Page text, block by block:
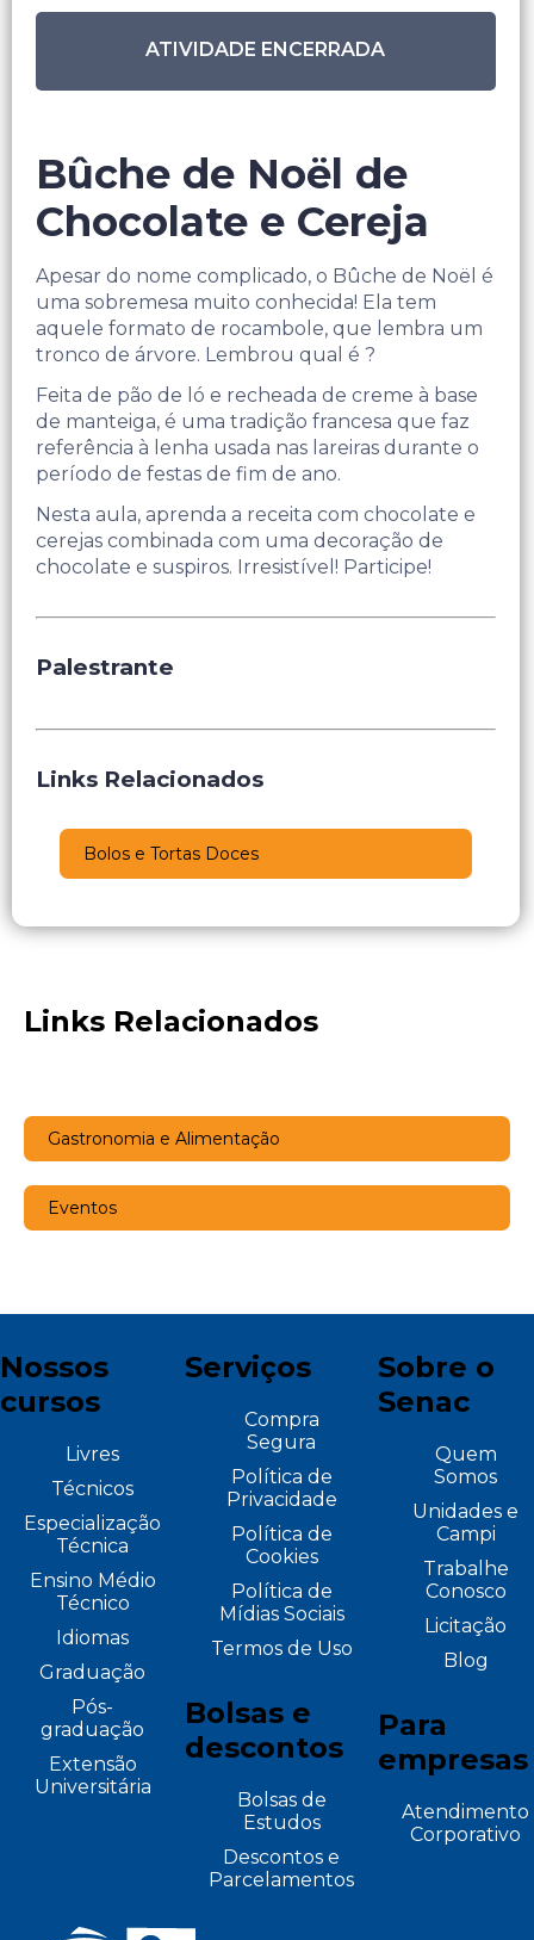
ATIVIDADE ENCERRADA
Bûche de Noël de
Chocolate e Cereja
Apesar do nome complicado, o Bûche de Noël é
uma sobremesa muito conhecida! Ela tem
aquele formato de rocambole, que lembra um
tronco de árvore. Lembrou qual é ?
Feita de pão de ló e recheada de creme à base
de manteiga, é uma tradição francesa que faz
referência à lenha usada nas lareiras durante o
período de festas de fim de ano.
Nesta aula, aprenda a receita com chocolate e
cerejas combinada com uma decoração de
chocolate e suspiros. Irresistível! Participe!
Palestrante
Links Relacionados
Bolos e Tortas Doces
Links Relacionados
Gastronomia e Alimentação
Eventos
Nossos
cursos
Livres
Técnicos
Especialização
Técnica
Ensino Médio
Técnico
Idiomas
Graduação
Pós-
graduação
Extensão
Universitária
Serviços
Compra
Segura
Política de
Privacidade
Política de
Cookies
Política de
Mídias Sociais
Termos de Uso
Bolsas e
descontos
Bolsas de
Estudos
Descontos e
Parcelamentos
Sobre o
Senac
Quem
Somos
Unidades e
Campi
Trabalhe
Conosco
Licitação
Blog
Para
empresas
Atendimento
Corporativo